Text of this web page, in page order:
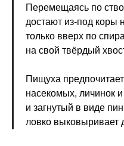
Перемещаясь по
достают из-под коры
только вверх по
на свой твёрдый
Пищуха
насекомых, личинок
и загнутый в виде
ловко выковыривает